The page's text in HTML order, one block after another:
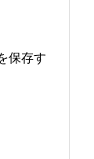
保存す